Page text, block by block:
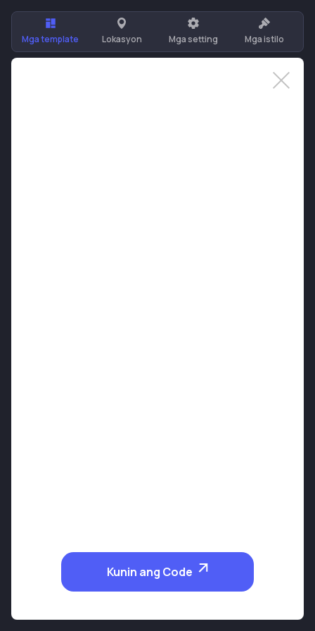
Mga template Lokasyon Mga setting Mga istilo
Kunin ang Code